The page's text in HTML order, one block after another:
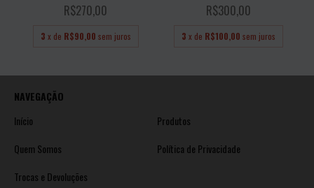
R$270,00
3 x de R$90,00 sem juros
R$300,00
3 x de R$100,00 sem juros
NAVEGAÇÃO
Início
Produtos
Quem Somos
Política de Privacidade
Trocas e Devoluções